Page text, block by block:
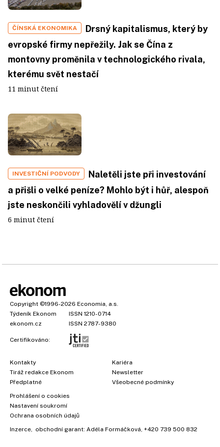
ČÍNSKÁ EKONOMIKA
Drsný kapitalismus, který by
evropské firmy nepřežily. Jak se Čína z
montovny proměnila v technologického rivala,
kterému svět nestačí
11 minut čtení
INVESTIČNÍ PODVODY
Naletěli jste při investování
a přišli o velké peníze? Mohlo být i hůř, alespoň
jste neskončili vyhladovělí v džungli
6 minut čtení
Copyright ©1996-2026 Economia, a.s.
Týdeník Ekonom
ISSN 1210-0714
ekonom.cz
ISSN 2787-9380
Certifikováno:
Kontakty
Tiráž redakce Ekonom
Předplatné
Kariéra
Newsletter
Všeobecné podmínky
Prohlášení o cookies
Nastavení soukromí
Ochrana osobních údajů
Inzerce , obchodní garant: Adéla Formáčková +420 739 500 832